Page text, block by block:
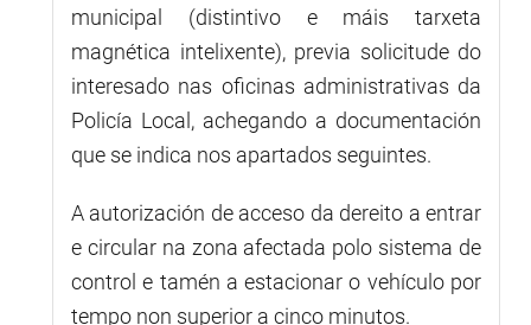
municipal (distintivo e máis tarxeta
magnética intelixente), previa solicitude do
interesado nas oficinas administrativas da
Policía Local, achegando a documentación
que se indica nos apartados seguintes.
A autorización de acceso da dereito a entrar
e circular na zona afectada polo sistema de
control e tamén a estacionar o vehículo por
tempo non superior a cinco minutos.